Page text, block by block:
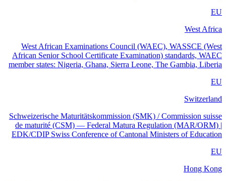
EU
West Africa
West African Examinations Council (WAEC), WASSCE (West
African Senior School Certificate Examination) standards, WAEC
member states: Nigeria, Ghana, Sierra Leone, The Gambia, Liberia
EU
Switzerland
Schweizerische Maturitätskommission (SMK) / Commission suisse
de maturité (CSM) — Federal Matura Regulation (MAR/ORM) |
EDK/CDIP Swiss Conference of Cantonal Ministers of Education
EU
Hong Kong